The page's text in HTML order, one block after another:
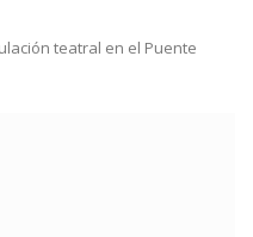
teatral en el Puente